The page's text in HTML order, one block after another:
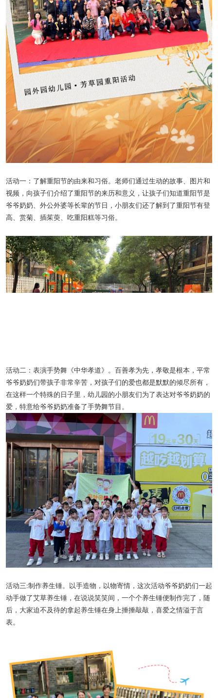
活动一：了解重阳节的由来和习俗。老师们通过生动的故事、图片和
视频，向孩子们介绍了重阳节的来历和意义，让孩子们知道重阳节是
爷爷奶奶、外公外婆等长辈的节日，小朋友们还了解到了重阳节有登
高、赏菊、插茱萸、吃重阳糕等习俗。
活动二：表演手势舞《中华孝道》。百善孝为先，孝敬是根本，平常
爷爷奶奶们带孩子非常辛苦，对孩子们的爱也都是默默的倾尽所有，
在这样一个特殊的日子里，幼儿园的小朋友们为了表达对爷爷奶奶的
爱，特意给爷爷奶奶准备了手势舞节目。
活动三:制作养生锤。以手造物，以物寄情，这次活动爷爷奶奶们一起
动手做了艾草养生锤，在说说笑笑间，一个个养生锤便制作完了，随
后，大家迫不及待的拿起养生锤在身上捶捶敲敲，喜爱之情溢于言
表。